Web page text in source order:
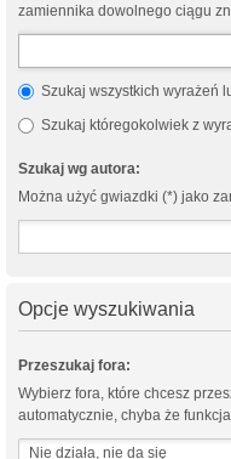
zamiennika dowolnego ciągu
Szukaj wszystkich wyrażeń
Szukaj któregokolwiek z
Szukaj wg autora:
Można użyć gwiazdki (*) jako
Opcje wyszukiwania
Przeszukaj fora:
Wybierz fora, które chcesz
automatycznie, chyba że funkcja